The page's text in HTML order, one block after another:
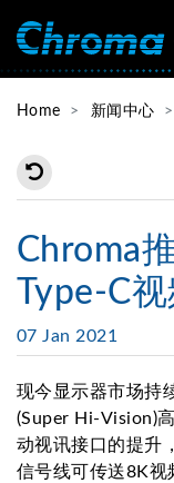
Home 新闻中心
Chroma
Type-C
07 Jan 2021
现今显示器市场持
(Super Hi-Vision)
动视讯接口的提升
信号线可传送8K视